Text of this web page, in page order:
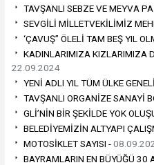
TAVŞANLI SEBZE VE MEYVA
SEVGİLİ MİLLETVEKİLİMİZ
‘ÇAVUŞ” ÖLELİ TAM BEŞ YIL
KADINLARIMIZA KIZLARIMIZA
22.09.2024
YENİ ADLI YIL TÜM ÜLKE
TAVŞANLI ORGANİZE SANAYİ
GLİ’NİN BİR ŞEKİLDE YOK
BELEDİYEMİZİN ALTYAPI
MOTOSİKLET SAYISI -
BAYRAMLARIN EN BÜYÜĞÜ 30